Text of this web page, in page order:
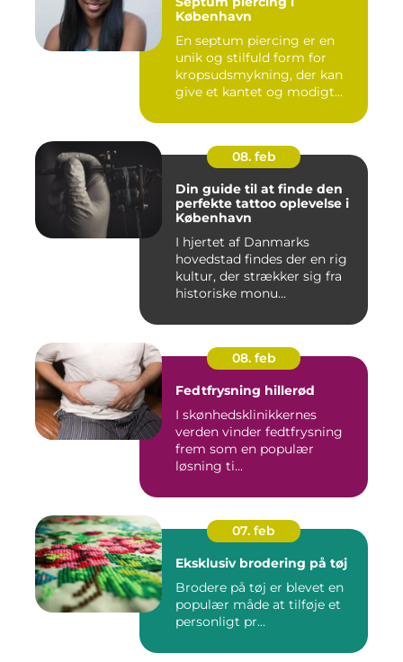
København
En septum piercing er en
unik og stilfuld form for
kropsudsmykning, der kan
give et kantet og modigt...
08. feb
Din guide til at finde den
perfekte tattoo oplevelse i
København
I hjertet af Danmarks
hovedstad findes der en rig
kultur, der strækker sig fra
historiske monu...
08. feb
Fedtfrysning hillerød
I skønhedsklinikkernes
verden vinder fedtfrysning
frem som en populær
løsning ti...
07. feb
Eksklusiv brodering på tøj
Brodere på tøj er blevet en
populær måde at tilføje et
personligt pr...